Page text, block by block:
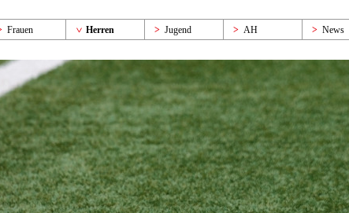
Frauen Herren Jugend AH News